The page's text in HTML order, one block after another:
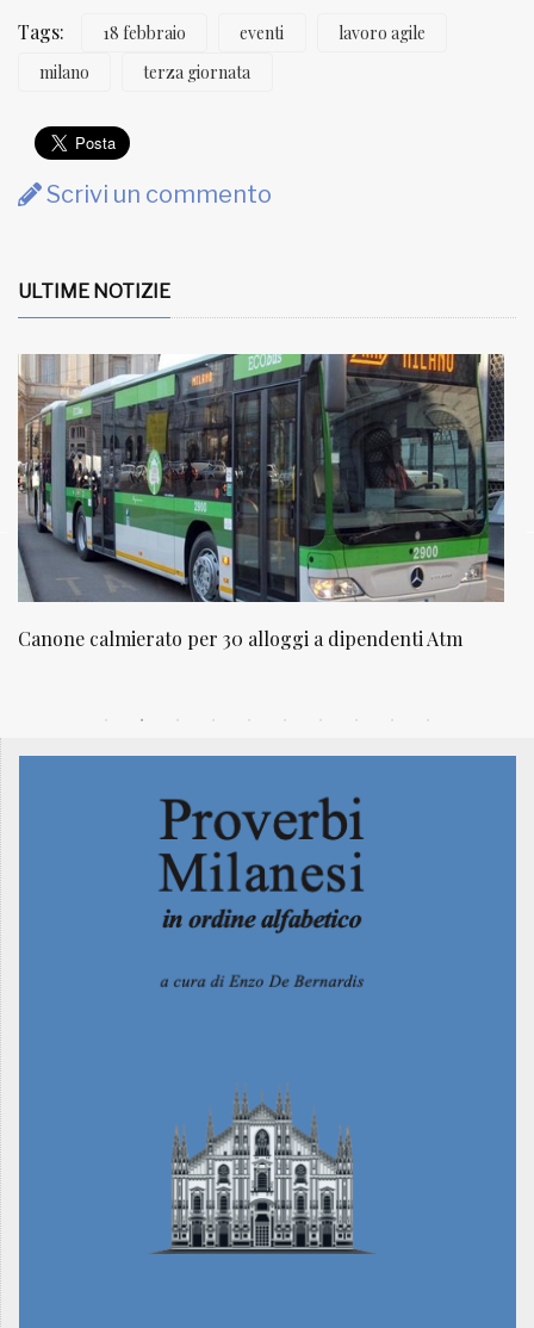
Tags: 18 febbraio eventi
lavoro agile
milano
terza giornata
Scrivi un commento
ULTIME NOTIZIE
NATUROPATIA IN BREVE 20/01